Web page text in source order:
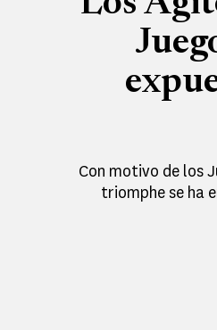
Con motivo de los
triomphe se ha